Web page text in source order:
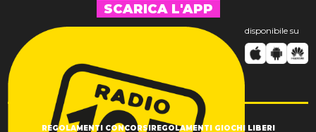
SCARICA L'APP
disponibile su
REGOLAMENTI CONCORSI REGOLAMENTI GIOCHI LIBERI